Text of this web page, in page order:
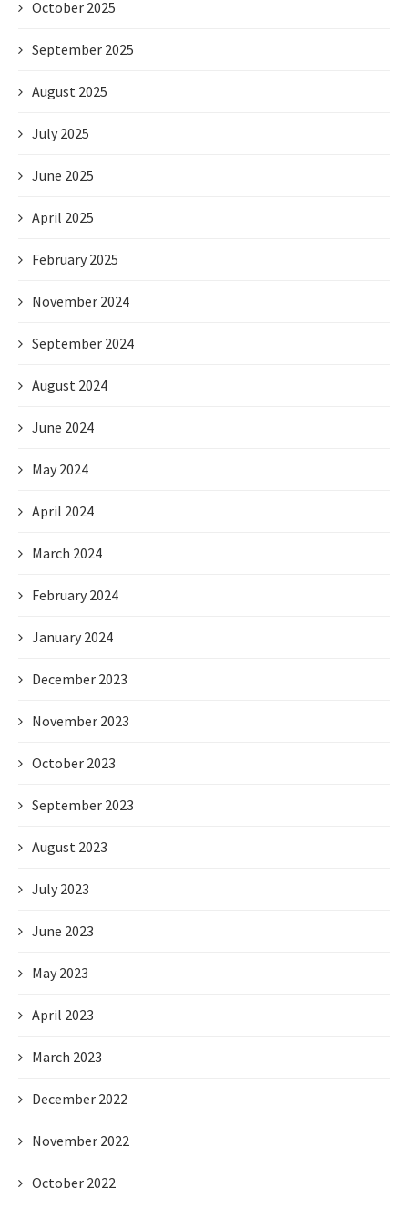
October 2025
September 2025
August 2025
July 2025
June 2025
April 2025
February 2025
November 2024
September 2024
August 2024
June 2024
May 2024
April 2024
March 2024
February 2024
January 2024
December 2023
November 2023
October 2023
September 2023
August 2023
July 2023
June 2023
May 2023
April 2023
March 2023
December 2022
November 2022
October 2022